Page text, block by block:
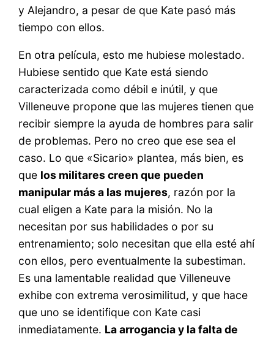
y Alejandro, a pesar de que Kate pasó más
tiempo con ellos.
En otra película, esto me hubiese molestado.
Hubiese sentido que Kate está siendo
caracterizada como débil e inútil, y que
Villeneuve propone que las mujeres tienen que
recibir siempre la ayuda de hombres para salir
de problemas. Pero no creo que ese sea el
caso. Lo que «Sicario» plantea, más bien, es
que los militares creen que pueden
manipular más a las mujeres, razón por la
cual eligen a Kate para la misión. No la
necesitan por sus habilidades o por su
entrenamiento; solo necesitan que ella esté ahí
con ellos, pero eventualmente la subestiman.
Es una lamentable realidad que Villeneuve
exhibe con extrema verosimilitud, y que hace
que uno se identifique con Kate casi
inmediatamente. La arrogancia y la falta de